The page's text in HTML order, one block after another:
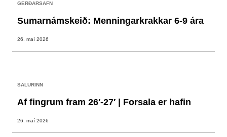
GERÐARSAFN
Sumarnámskeið: Menningarkrakkar 6-9 ára
26. maí 2026
SALURINN
Af fingrum fram 26′-27′ | Forsala er hafin
26. maí 2026